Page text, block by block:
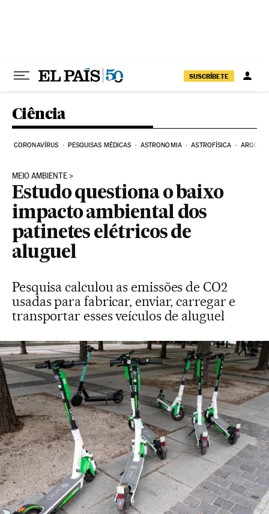
SUSCRÍBETE
Ciência
CORONAVÍRUS PESQUISAS MÉDICAS ASTRONOMIA ASTROFÍSICA
MEIO AMBIENTE
Estudo questiona o baixo
impacto ambiental dos
patinetes elétricos de
aluguel
Pesquisa calculou as emissões de CO2
usadas para fabricar, enviar, carregar e
transportar esses veículos de aluguel